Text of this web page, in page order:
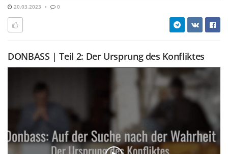
20.03.2023 0
DONBASS | Teil 2: Der Ursprung des Konfliktes